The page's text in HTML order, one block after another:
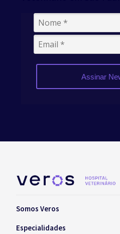
Assinar
Somos Veros
Especialidades